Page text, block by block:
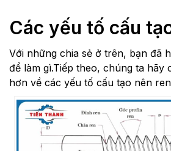
Các yếu tố cấu
Với những chia sẻ ở trên, bạn đã
để làm gì.Tiếp theo, chúng ta hãy
hơn về các yếu tố cấu tạo nên